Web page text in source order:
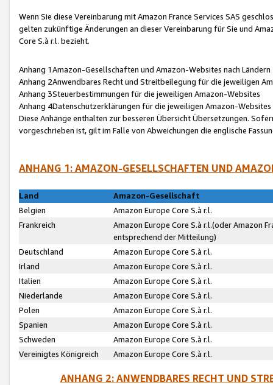
Wenn Sie diese Vereinbarung mit Amazon France Services SAS
gelten zukünftige Änderungen an dieser Vereinbarung für Sie und
Core S.à r.l. bezieht.
Anhang 1Amazon-Gesellschaften und Amazon-Websites nach Ländern
Anhang 2Anwendbares Recht und Streitbeilegung für die jeweiligen
Anhang 3Steuerbestimmungen für die jeweiligen Amazon-Websites
Anhang 4Datenschutzerklärungen für die jeweiligen Amazon-Websites
Diese Anhänge enthalten zur besseren Übersicht Übersetzungen.
vorgeschrieben ist, gilt im Falle von Abweichungen die englische
ANHANG 1: AMAZON-GESELLSCHAFTEN UND
Land
Amazon-Gesellschaft
Belgien
Amazon Europe Core S.à r.l.
Frankreich
Amazon Europe Core S.à r.l.(oder Amazon
entsprechend der Mitteilung)
Deutschland
Amazon Europe Core S.à r.l.
Irland
Amazon Europe Core S.à r.l.
Italien
Amazon Europe Core S.à r.l.
Niederlande
Amazon Europe Core S.à r.l.
Polen
Amazon Europe Core S.à r.l.
Spanien
Amazon Europe Core S.à r.l.
Schweden
Amazon Europe Core S.à r.l.
Vereinigtes Königreich
Amazon Europe Core S.à r.l.
ANHANG 2: ANWENDBARES RECHT UND